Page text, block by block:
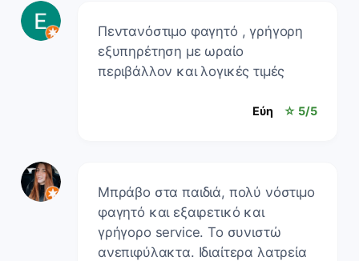
Πεντανόστιμο φαγητό , γρήγορη
εξυπηρέτηση με ωραίο
περιβάλλον και λογικές τιμές
Εύη ☆ 5/5
Μπράβο στα παιδιά, πολύ νόστιμο
φαγητό και εξαιρετικό και
γρήγορο service. Το συνιστώ
ανεπιφύλακτα. Ιδιαίτερα λατρεία